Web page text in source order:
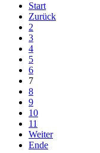
Start
Zurück
2
3
4
5
6
7
8
9
10
11
Weiter
Ende